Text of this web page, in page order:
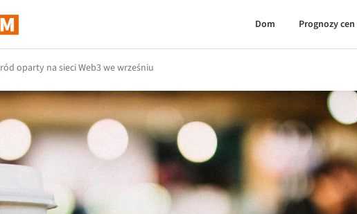
Dom Prognozy cen
oparty na sieci Web3 we wrześniu